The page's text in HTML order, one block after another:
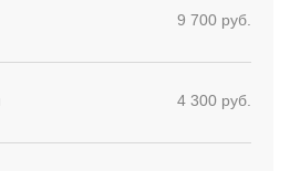
9 700 руб.
4 300 руб.